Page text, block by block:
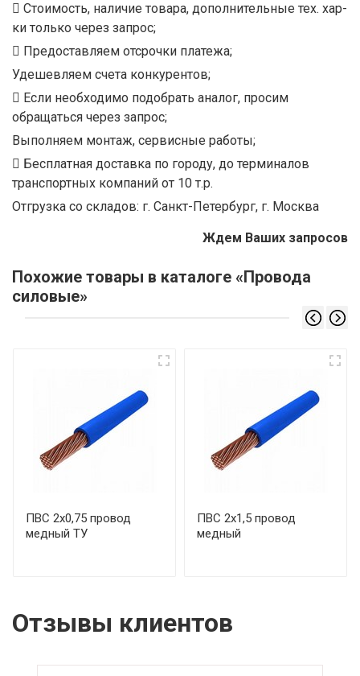
Стоимость, наличие товара, дополнительные тех. хар-
ки только через запрос;
Предоставляем отсрочки платежа;
Удешевляем счета конкурентов;
Если необходимо подобрать аналог, просим
обращаться через запрос;
Выполняем монтаж, сервисные работы;
Бесплатная доставка по городу, до терминалов
транспортных компаний от 10 т.р.
Отгрузка со складов: г. Санкт-Петербург, г. Москва
Ждем Ваших запросов
Похожие товары в каталоге «Провода
силовые»
ПВС 2х0,75 провод
медный ТУ
ПВС 2х1,5 провод
медный
Отзывы клиентов